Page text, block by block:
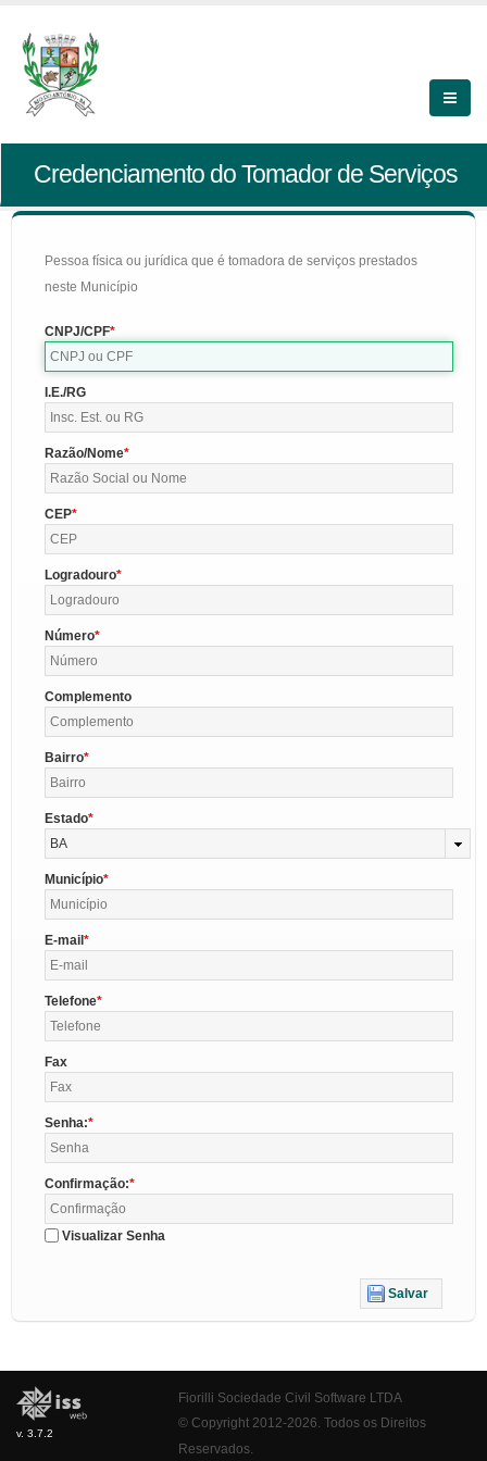
Credenciamento do Tomador de Serviços
Pessoa física ou jurídica que é tomadora de serviços prestados
neste Município
CNPJ/CPF
I.E./RG
Razão/Nome
CEP
Logradouro
Número
Complemento
Bairro
Estado
BA
Município
E-mail
Telefone
Fax
Senha:
Confirmação:
Visualizar Senha
Salvar
v. 3.7.2
Fiorilli Sociedade Civil Software LTDA
© Copyright 2012-2026. Todos os Direitos
Reservados.